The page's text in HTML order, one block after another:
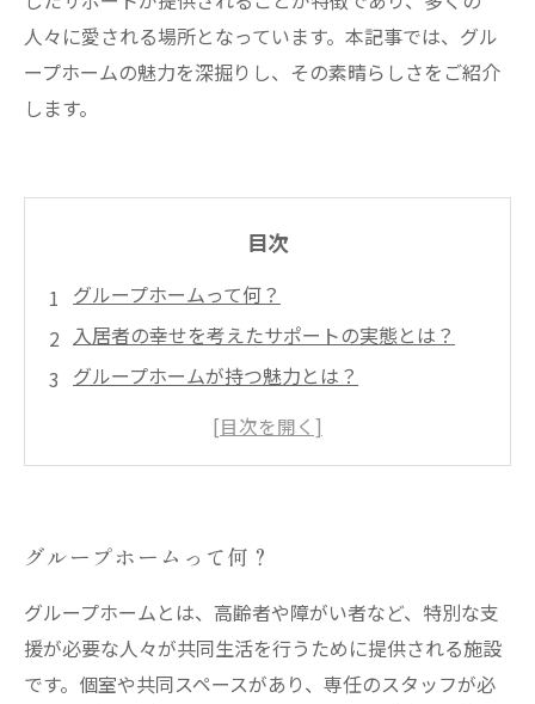
人々に愛される場所となっています。本記事では、グル
ープホームの魅力を深掘りし、その素晴らしさをご紹介
します。
目次
グループホームって何？
入居者の幸せを考えたサポートの実態とは？
グループホームが持つ魅力とは？
入居者が自分らしい生活を送るために必要な支
グループホームって何？
グループホームとは、高齢者や障がい者など、特別な支
援が必要な人々が共同生活を行うために提供される施設
です。個室や共同スペースがあり、専任のスタッフが必